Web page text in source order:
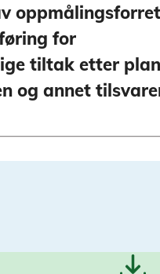
for
tiltak etter
og annet